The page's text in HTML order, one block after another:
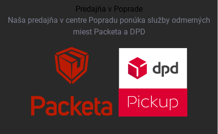
Predajňa v Poprade
Naša predajňa v centre Popradu ponúka služby odmerných
miest Packeta a DPD